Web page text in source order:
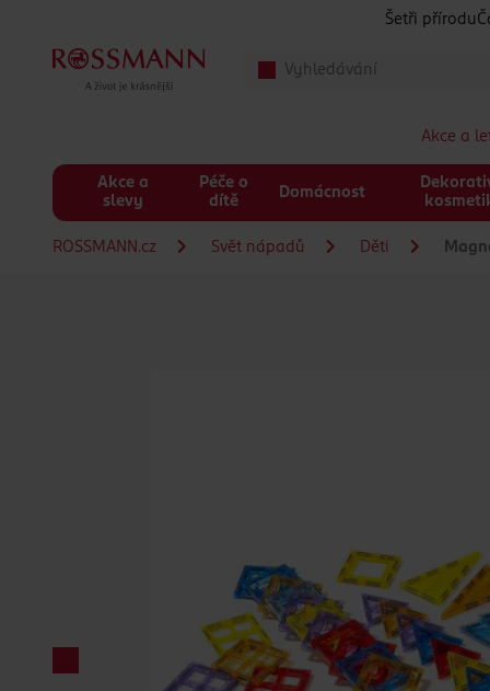
Šetři přírodu
Akce a
Akce a
slevy
Péče o
dítě
Domácnost
ROSSMANN.cz Svět nápadů Děti